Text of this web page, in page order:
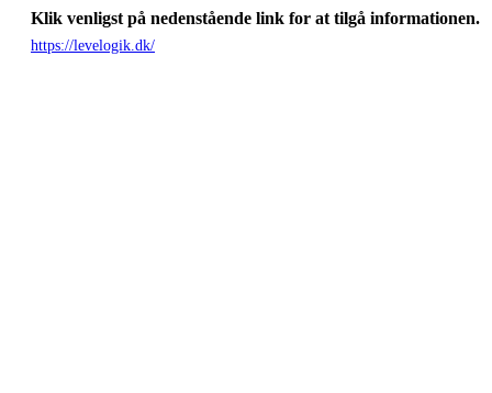
Klik venligst på nedenstående link for at tilgå informationen.
https://levelogik.dk/